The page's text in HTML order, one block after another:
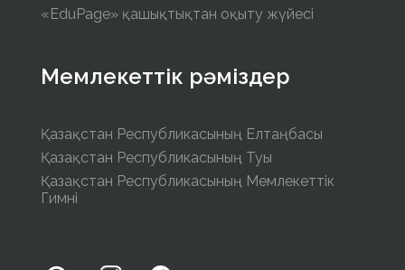
«EduPage» қашықтықтан оқыту жүйесі
Мемлекеттік рәміздер
Қазақстан Республикасының Елтаңбасы
Қазақстан Республикасының Туы
Қазақстан Республикасының Мемлекеттік
Гимні